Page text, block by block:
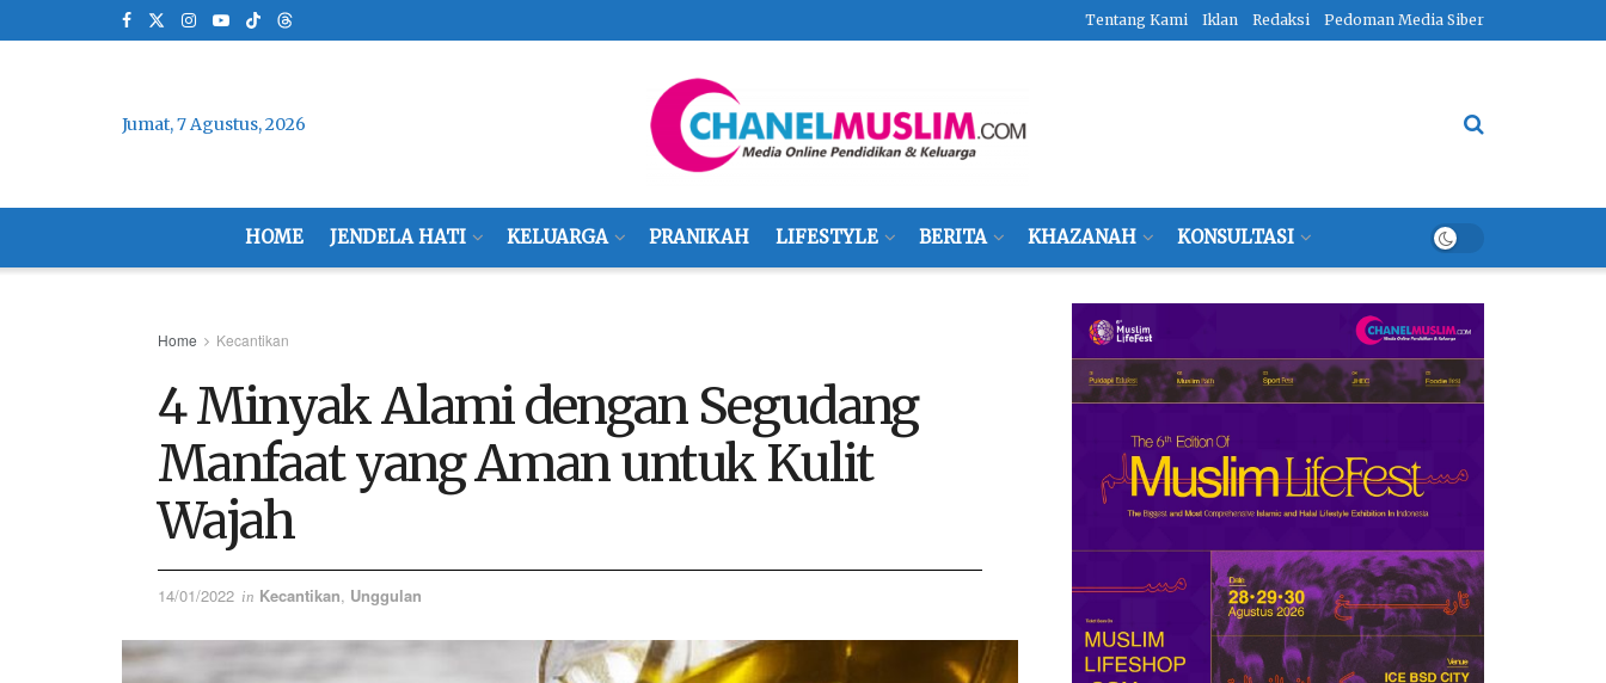
Tentang Kami Iklan Redaksi Pedoman Media Siber
Jumat, 7 Agustus, 2026
HOME JENDELA HATI KELUARGA PRANIKAH LIFESTYLE BERITA KHAZANAH KONSULTASI
Home Kecantikan
4 Minyak Alami dengan Segudang
Manfaat yang Aman untuk Kulit
Wajah
14/01/2022 in Kecantikan, Unggulan